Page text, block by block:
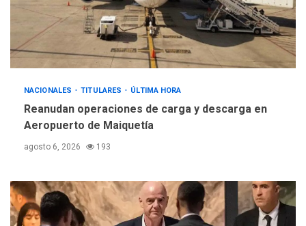
NACIONALES TITULARES ÚLTIMA HORA
Reanudan operaciones de carga y descarga en
Aeropuerto de Maiquetía
agosto 6, 2026 193